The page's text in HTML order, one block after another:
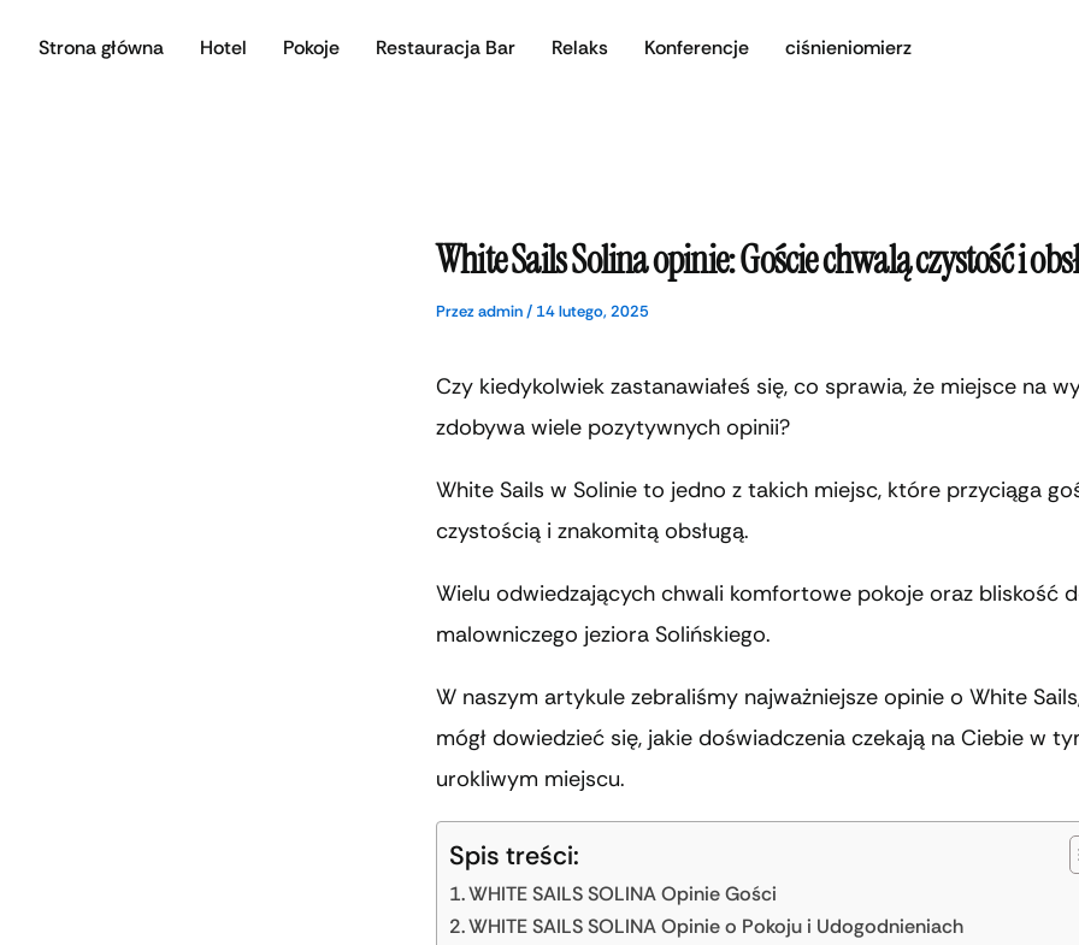
Strona główna Hotel Pokoje Restauracja Bar Relaks Konferencje ciśnieniomierz
White Sails Solina opinie: Goście chwalą czystość i
Przezadmin/ 14 lutego, 2025
Czy kiedykolwiek zastanawiałeś się, co sprawia, że miejsce na
zdobywa wiele pozytywnych opinii?
White Sails w Solinie to jedno z takich miejsc, które przyciąga
czystością i znakomitą obsługą.
Wielu odwiedzających chwali komfortowe pokoje oraz bliskość
malowniczego jeziora Solińskiego.
W naszym artykule zebraliśmy najważniejsze opinie o White
mógł dowiedzieć się, jakie doświadczenia czekają na Ciebie w
urokliwym miejscu.
Spis treści:
WHITE SAILS SOLINA Opinie Gości
WHITE SAILS SOLINA Opinie o Pokoju i Udogodnieniach